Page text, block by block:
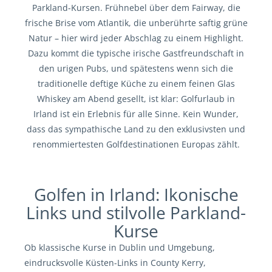
Parkland-Kursen. Frühnebel über dem Fairway, die
frische Brise vom Atlantik, die unberührte saftig grüne
Natur – hier wird jeder Abschlag zu einem Highlight.
Dazu kommt die typische irische Gastfreundschaft in
den urigen Pubs, und spätestens wenn sich die
traditionelle deftige Küche zu einem feinen Glas
Whiskey am Abend gesellt, ist klar: Golfurlaub in
Irland ist ein Erlebnis für alle Sinne. Kein Wunder,
dass das sympathische Land zu den exklusivsten und
renommiertesten Golfdestinationen Europas zählt.
Golfen in Irland: Ikonische
Links und stilvolle Parkland-
Kurse
Ob klassische Kurse in Dublin und Umgebung,
eindrucksvolle Küsten-Links in County Kerry,